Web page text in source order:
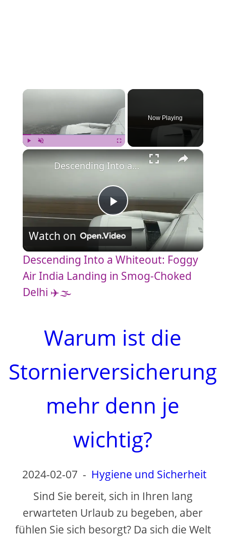
×
Play Unmute Fullscreen
Now Playing
×
P
l
a
V
i
d
e
Descending Into a Whiteout: Foggy Air India Landing in Smog-Choked Delhi ✈️🌫️
Watch on
Descending Into a Whiteout: Foggy
Air India Landing in Smog-Choked
Delhi ✈️🌫️
Warum ist die
Stornierversicherung
mehr denn je
wichtig?
2024-02-07 - Hygiene und Sicherheit
Sind Sie bereit, sich in Ihren lang
erwarteten Urlaub zu begeben, aber
fühlen Sie sich besorgt? Da sich die Welt